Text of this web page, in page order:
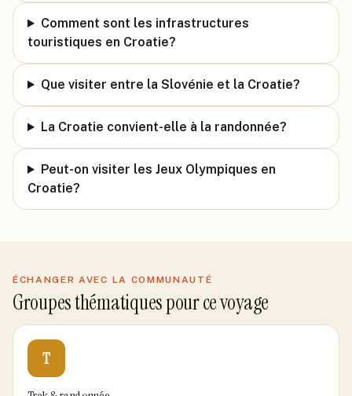
Comment sont les infrastructures
touristiques en Croatie?
Que visiter entre la Slovénie et la Croatie?
La Croatie convient-elle à la randonnée?
Peut-on visiter les Jeux Olympiques en
Croatie?
ÉCHANGER AVEC LA COMMUNAUTÉ
Groupes thématiques pour ce voyage
T